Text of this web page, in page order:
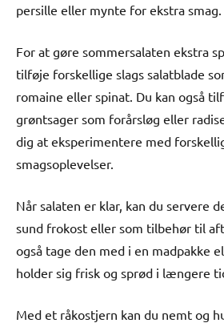
persille eller mynte for ekstra smag.
For at gøre sommersalaten ekstra
tilføje forskellige slags salatblade
romaine eller spinat. Du kan også
grøntsager som forårsløg eller
dig at eksperimentere med
smagsoplevelser.
Når salaten er klar, kan du servere
sund frokost eller som tilbehør til
også tage den med i en madpakke
holder sig frisk og sprød i længere
Med et råkostjern kan du nemt og